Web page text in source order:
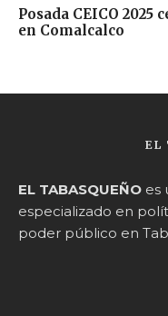
Posada CEICO
en Comalcalco
EL
EL TABASQUEÑO es
especializado en
poder público en